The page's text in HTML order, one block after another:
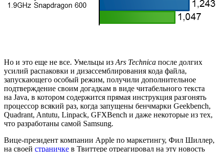
Но и это еще не все. Умельцы из Ars Technica после долгих
усилий распаковки и дизассемблирования кода файла,
запускающего особый режим, получили дополнительное
подтверждение своим догадкам в виде читабельного текста
на Java, в котором содержится прямая инструкция разгонять
процессор всякий раз, когда запущены бенчмарки Geekbench,
Quadrant, Antutu, Linpack, GFXBench и даже некоторые из тех,
что разработаны самой Samsung.
Вице-президент компании Apple по маркетингу, Фил Шиллер,
на своей страничке в Твиттере отреагировал на эту новость